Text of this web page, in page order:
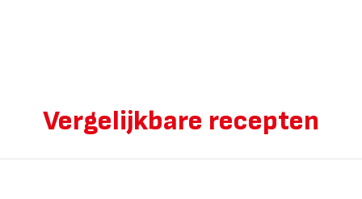
Vergelijkbare recepten